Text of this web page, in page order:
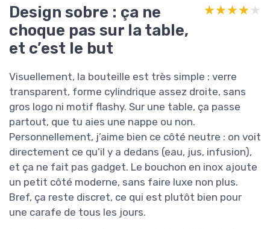
Design sobre : ça ne
choque pas sur la table,
et c’est le but
★★★★★
★★★★★
Visuellement, la bouteille est très simple : verre
transparent, forme cylindrique assez droite, sans
gros logo ni motif flashy. Sur une table, ça passe
partout, que tu aies une nappe ou non.
Personnellement, j’aime bien ce côté neutre : on voit
directement ce qu’il y a dedans (eau, jus, infusion),
et ça ne fait pas gadget. Le bouchon en inox ajoute
un petit côté moderne, sans faire luxe non plus.
Bref, ça reste discret, ce qui est plutôt bien pour
une carafe de tous les jours.